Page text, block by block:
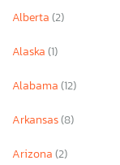
Alberta(2)
Alaska(1)
Alabama(12)
Arkansas(8)
Arizona(2)